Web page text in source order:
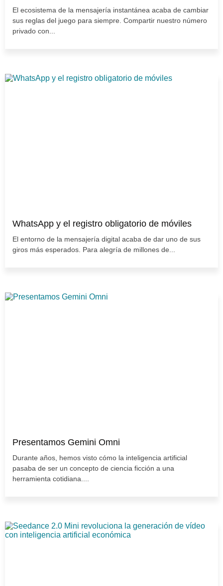
El ecosistema de la mensajería instantánea acaba de cambiar
sus reglas del juego para siempre. Compartir nuestro número
privado con...
WhatsApp y el registro obligatorio de móviles
El entorno de la mensajería digital acaba de dar uno de sus
giros más esperados. Para alegría de millones de...
Presentamos Gemini Omni
Durante años, hemos visto cómo la inteligencia artificial
pasaba de ser un concepto de ciencia ficción a una
herramienta cotidiana....